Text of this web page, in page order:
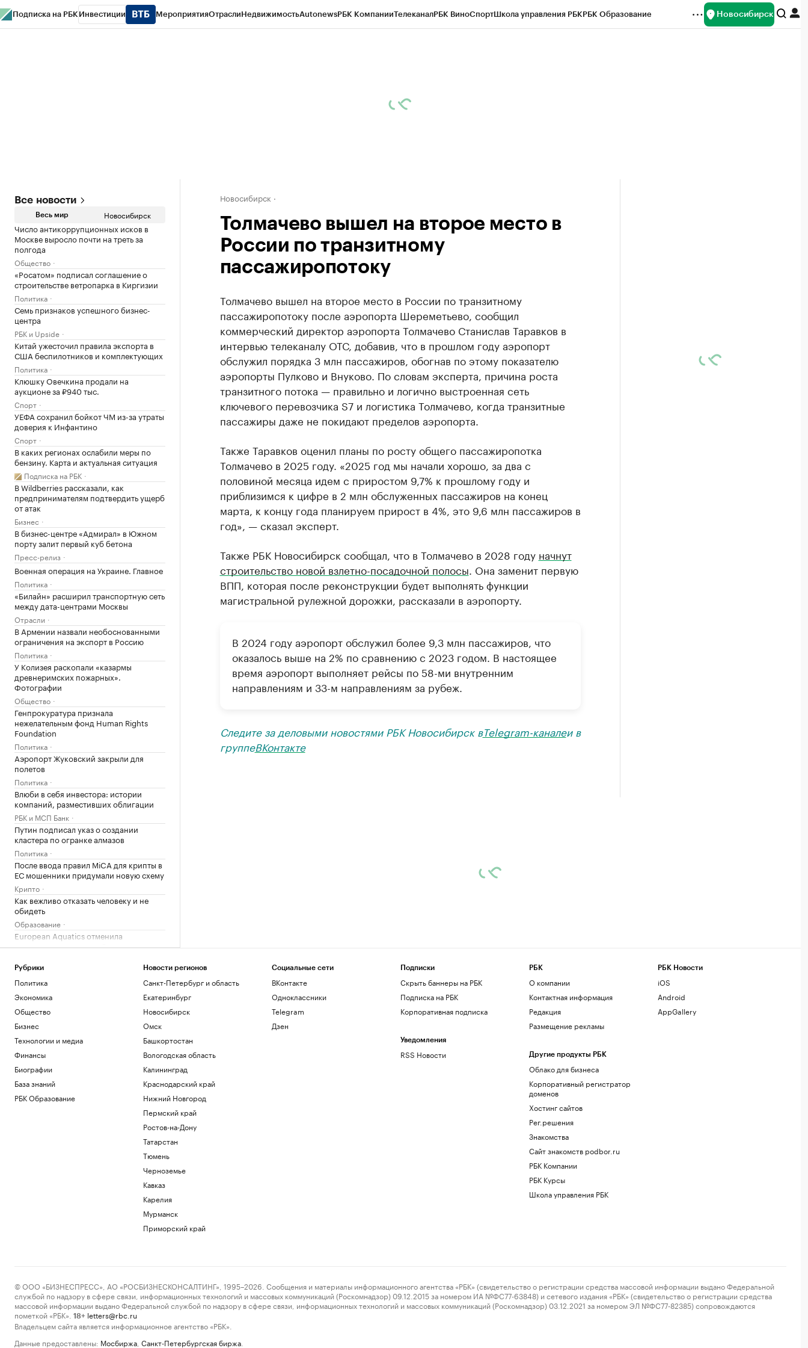
Подписка на РБК Инвестиции МероприятияОтраслиНедвижимостьAutonewsРБК КомпанииТелеканалРБК ВиноСпортШкола управления РБКРБК Образование Новосибирск
Все новости
Весь мир Новосибирск
Число антикоррупционных исков в
Москве выросло почти на треть за
полгода
Общество
«Росатом» подписал соглашение о
строительстве ветропарка в Киргизии
Политика
Семь признаков успешного бизнес-
центра
РБК и Upside
Китай ужесточил правила экспорта в
США беспилотников и комплектующих
Политика
Клюшку Овечкина продали на
аукционе за ₽940 тыс.
Спорт
УЕФА сохранил бойкот ЧМ из-за утраты
доверия к Инфантино
Спорт
В каких регионах ослабили меры по
бензину. Карта и актуальная ситуация
Подписка на РБК
В Wildberries рассказали, как
предпринимателям подтвердить ущерб
от атак
Бизнес
В бизнес-центре «Адмирал» в Южном
порту залит первый куб бетона
Пресс-релиз
Военная операция на Украине. Главное
Политика
«Билайн» расширил транспортную сеть
между дата-центрами Москвы
Отрасли
В Армении назвали необоснованными
ограничения на экспорт в Россию
Политика
У Колизея раскопали «казармы
древнеримских пожарных».
Фотографии
Общество
Генпрокуратура признала
нежелательным фонд Human Rights
Foundation
Политика
Аэропорт Жуковский закрыли для
полетов
Политика
Влюби в себя инвестора: истории
компаний, разместивших облигации
РБК и МСП Банк
Путин подписал указ о создании
кластера по огранке алмазов
Политика
После ввода правил MiCA для крипты в
ЕС мошенники придумали новую схему
Крипто
Как вежливо отказать человеку и не
обидеть
Образование
European Aquatics отменила
тренировки пловцов в Сене из-за
Спорт
Новосибирск
Толмачево вышел на второе место в
России по транзитному
пассажиропотоку
Толмачево вышел на второе место в России по транзитному
пассажиропотоку после аэропорта Шереметьево, сообщил
коммерческий директор аэропорта Толмачево Станислав Таравков в
интервью телеканалу ОТС, добавив, что в прошлом году аэропорт
обслужил порядка 3 млн пассажиров, обогнав по этому показателю
аэропорты Пулково и Внуково. По словам эксперта, причина роста
транзитного потока — правильно и логично выстроенная сеть
ключевого перевозчика S7 и логистика Толмачево, когда транзитные
пассажиры даже не покидают пределов аэропорта.
Также Таравков оценил планы по росту общего пассажиропотка
Толмачево в 2025 году. «2025 год мы начали хорошо, за два с
половиной месяца идем с приростом 9,7% к прошлому году и
приблизимся к цифре в 2 млн обслуженных пассажиров на конец
марта, к концу года планируем прирост в 4%, это 9,6 млн пассажиров в
год», — сказал эксперт.
Также РБК Новосибирск сообщал, что в Толмачево в 2028 году начнут
строительство новой взлетно-посадочной полосы . Она заменит первую
ВПП, которая после реконструкции будет выполнять функции
магистральной рулежной дорожки, рассказали в аэропорту.
В 2024 году аэропорт обслужил более 9,3 млн пассажиров, что
оказалось выше на 2% по сравнению с 2023 годом. В настоящее
время аэропорт выполняет рейсы по 58-ми внутренним
направлениям и 33-м направлениям за рубеж.
Следите за деловыми новостями РБК Новосибирск вTelegram-каналеи в
группеВКонтакте
Рубрики
Политика
Экономика
Общество
Бизнес
Технологии и медиа
Финансы
Биографии
База знаний
РБК Образование
Новости регионов
Санкт-Петербург и область
Екатеринбург
Новосибирск
Омск
Башкортостан
Вологодская область
Калининград
Краснодарский край
Нижний Новгород
Пермский край
Ростов-на-Дону
Татарстан
Тюмень
Черноземье
Кавказ
Карелия
Мурманск
Приморский край
Социальные сети
ВКонтакте
Одноклассники
Telegram
Дзен
Подписки
Скрыть баннеры на РБК
Подписка на РБК
Корпоративная подписка
Уведомления
RSS Новости
РБК
О компании
Контактная информация
Редакция
Размещение рекламы
Другие продукты РБК
Облако для бизнеса
Корпоративный регистратор
доменов
Хостинг сайтов
Рег.решения
Знакомства
Сайт знакомств podbor.ru
РБК Компании
РБК Курсы
Школа управления РБК
РБК Новости
iOS
Android
AppGallery
© ООО «БИЗНЕСПРЕСС», АО «РОСБИЗНЕСКОНСАЛТИНГ», 1995–2026. Сообщения и материалы информационного агентства «РБК» (свидетельство о регистрации средства массовой информации выдано Федеральной
службой по надзору в сфере связи, информационных технологий и массовых коммуникаций (Роскомнадзор) 09.12.2015 за номером ИА №ФС77-63848) и сетевого издания «РБК» (свидетельство о регистрации средства
массовой информации выдано Федеральной службой по надзору в сфере связи, информационных технологий и массовых коммуникаций (Роскомнадзор) 03.12.2021 за номером ЭЛ №ФС77-82385) сопровождаются
пометкой «РБК».
18+ letters@rbc.ru
Владельцем сайта является информационное агентство «РБК».
Данные предоставлены: Мосбиржа Санкт-Петербургская биржа